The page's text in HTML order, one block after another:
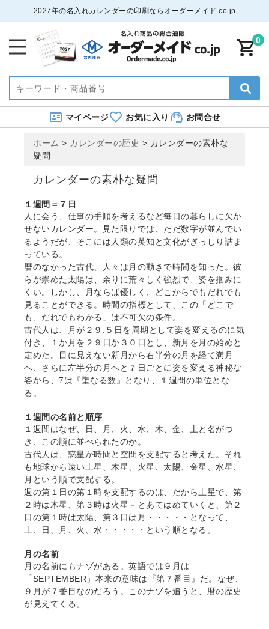
2027年の名入れカレンダーの印刷ならオーダーメイド.co.jp
0
マイページ お気に入り お問合せ
ホーム > カレンダーの歴史 > カレンダーの素朴な
疑問
カレンダーの素朴な疑問
１週間＝７日
人に会う、仕事の手順を考えるなど毎日の暮らしに欠か
せないカレンダー。見た限りでは、ただ数字が並んでい
るようだが、そこには人類の英知と文化がぎっしり詰ま
っている。
暦のなかった古代、人々は月の動きで時間を知った。彼
らが崇めた太陽は、余りに荒々しく強烈で、姿を掴みに
くい。しかし、月ならば優しく、どこからでもだれでも
見ることができる。時間の指標として、この「どこで
も、だれでもわかる」は不可欠の条件。
古代人は、月が２９.５日を周期として姿を変えるのに気
付き、１か月を２９日か３０日とし、新月を月の始めと
定めた。目に見えない新月から右半分の月を経て満月
へ、さらに左半分の月へと７日ごとに姿を変える神秘な
姿から、7は『聖なる数』となり、１週間の単位とな
る。
１週間の名前と順序
１週間はなぜ、日、月、火、水、木、金、土と名がつ
き、この順に並べられたのか。
古代人は、惑星が時間と空間を支配すると考えた。それ
も地球から遠い土星、木星、火星、太陽、金星、水星、
月という順で支配する。
週の第１日の第１時を支配するのは、だから土星で、第
２時は木星、第３時は火星－とあてはめていくと、第２
日の第１時は太陽、第３日は月・・・・・となって、
土、日、月、火、水・・・・・という順となる。
月の名前
月の名前にもナゾがある。英語では９月は
「SEPTEMBER」本来の意味は『第７番目』だ。なぜ、
９月が７番目なのだろう。このナゾを追うと、暦の歴史
が見えてくる。